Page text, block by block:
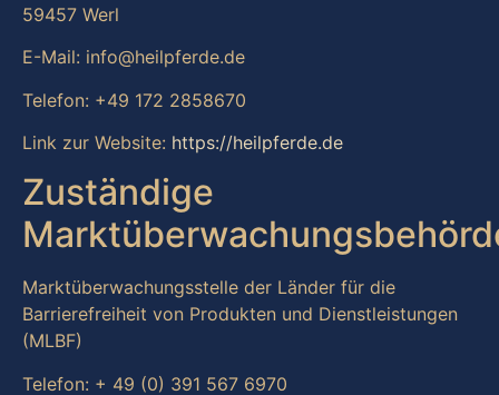
59457 Werl
E-Mail: info@heilpferde.de
Telefon: +49 172 2858670
Link zur Website: https://heilpferde.de
Zuständige
Marktüberwachungsstelle der Länder für die
Barrierefreiheit von Produkten und Dienstleistungen
(MLBF)
Telefon: + 49 (0) 391 567 6970